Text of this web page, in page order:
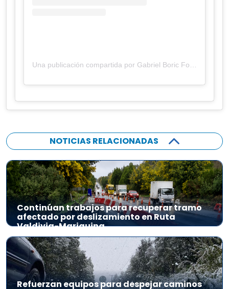
NOTICIAS RELACIONADAS
Continúan trabajos para recuperar tramo
afectado por deslizamiento en Ruta
Valdivia-Mariquina
Refuerzan equipos para despejar caminos